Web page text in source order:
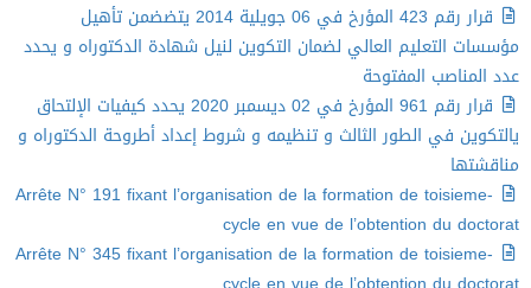
قرار رقم 423 المؤرخ في 06 جويلية 2014 يتضضمن تأهيل
مؤسسات التعليم العالي لضمان التكوين لنيل شهادة الدكتوراه و يحدد
عدد المناصب المفتوحة
قرار رقم 961 المؤرخ في 02 ديسمبر 2020 يحدد كيفيات الإلتحاق
يالتكوين في الطور الثالث و تنظيمه و شروط إعداد أطروحة الدكتوراه و
مناقشتها
Arrête N° 191 fixant l’organisation de la formation de toisieme-
cycle en vue de l’obtention du doctorat
Arrête N° 345 fixant l’organisation de la formation de toisieme-